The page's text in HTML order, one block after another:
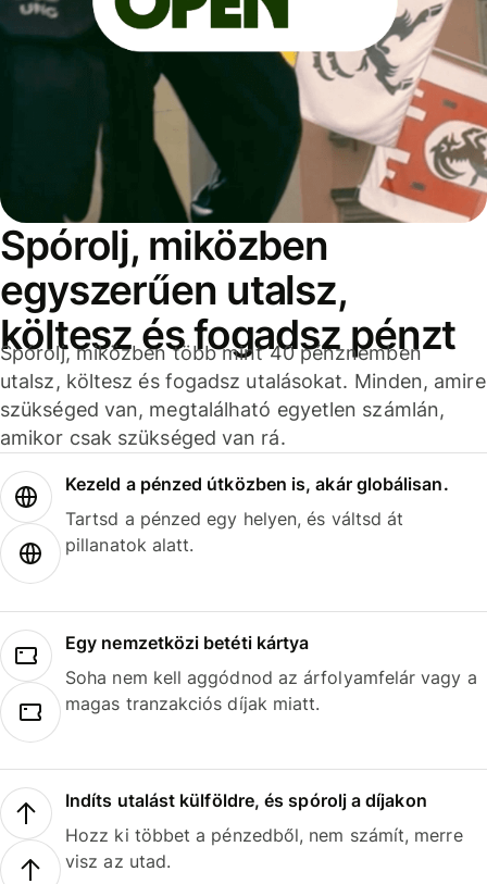
Spórolj, miközben
egyszerűen utalsz,
költesz és fogadsz pénzt
Spórolj, miközben több mint 40 pénznemben
utalsz, költesz és fogadsz utalásokat. Minden, amire
szükséged van, megtalálható egyetlen számlán,
amikor csak szükséged van rá.
Kezeld a pénzed útközben is, akár globálisan.
Tartsd a pénzed egy helyen, és váltsd át
pillanatok alatt.
Egy nemzetközi betéti kártya
Soha nem kell aggódnod az árfolyamfelár vagy a
magas tranzakciós díjak miatt.
Indíts utalást külföldre, és spórolj a díjakon
Hozz ki többet a pénzedből, nem számít, merre
visz az utad.